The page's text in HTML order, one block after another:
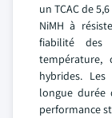
un TCAC de
NiMH à
fiabilité des
température,
hybrides.
longue durée
performance